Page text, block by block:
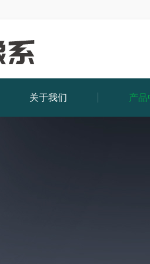
关于我们 产品